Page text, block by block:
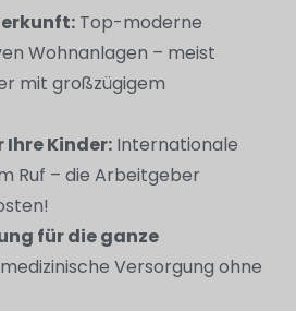
Top-moderne
Wohnanlagen – meist
mit großzügigem
Kinder: Internationale
Ruf – die Arbeitgeber
für die ganze
Versorgung ohne